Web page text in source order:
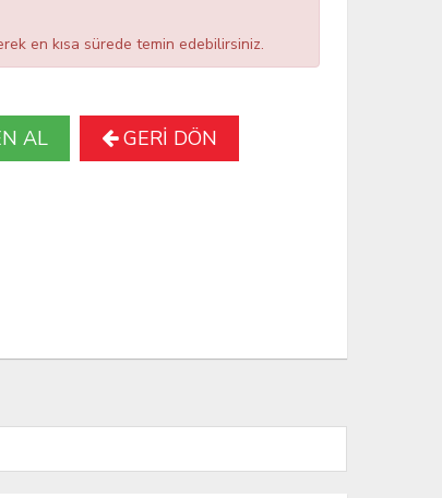
en kısa sürede temin edebilirsiniz.
AL GERİ DÖN